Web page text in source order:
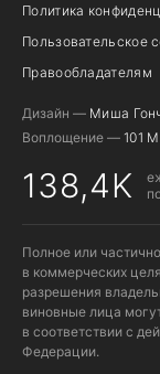
Политика
Пользовательское
Правообладателям
Дизайн — Миша
Воплощение — 101
138,4K
Полное или
в коммерческих
разрешения
виновные лица
в соответствии с
Федерации.